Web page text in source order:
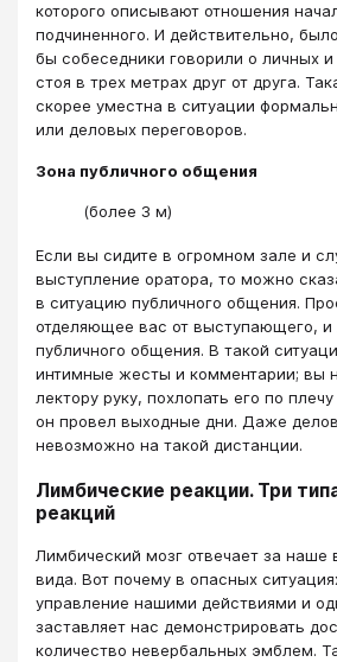
которого описывают отношения
подчиненного. И действительно,
бы собеседники говорили о личных
стоя в трех метрах друг от друга.
скорее уместна в ситуации
или деловых переговоров.
Зона публичного общения
(более 3 м)
Если вы сидите в огромном зале и
выступление оратора, то можно
в ситуацию публичного общения.
отделяющее вас от выступающего, и
публичного общения. В такой
интимные жесты и комментарии; вы
лектору руку, похлопать его по
он провел выходные дни. Даже
невозможно на такой дистанции.
Лимбические реакции. Три
реакций
Лимбический мозг отвечает за наше
вида. Вот почему в опасных
управление нашими действиями и
заставляет нас демонстрировать
количество невербальных эмблем.